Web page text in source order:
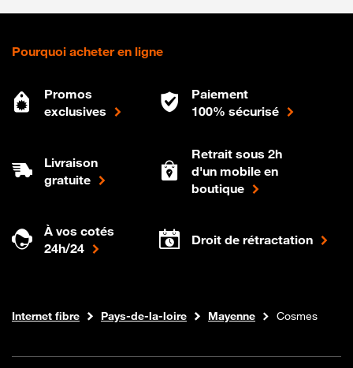
Pourquoi acheter en ligne
Promos
exclusives
Paiement
100% sécurisé
Livraison
gratuite
Retrait sous 2h
d'un mobile en
boutique
À vos cotés
24h/24
Droit de rétractation
Boutique Orange
Internet fibre Pays-de-la-loire Mayenne Cosmes